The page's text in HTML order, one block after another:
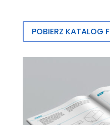
POBIERZ KATALOG